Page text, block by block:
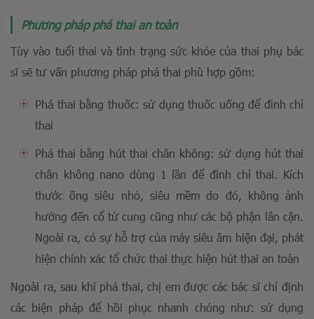
Phương pháp phá thai an toàn
Tùy vào tuổi thai và tình trạng sức khỏe của thai phụ bác
sĩ sẽ tư vấn phương pháp phá thai phù hợp gồm:
Phá thai bằng thuốc: sử dụng thuốc uống để đình chỉ
thai
Phá thai bằng hút thai chân không: sử dụng hút thai
chân không nano dùng 1 lần để đình chỉ thai. Kích
thước ống siêu nhỏ, siêu mềm do đó, không ảnh
hưởng đến cổ tử cung cũng như các bộ phận lân cận.
Ngoài ra, có sự hỗ trợ của máy siêu âm hiện đại, phát
hiện chính xác tổ chức thai thực hiện hút thai an toàn
Ngoài ra, sau khi phá thai, chị em được các bác sĩ chỉ định
các biện pháp để hồi phục nhanh chóng như: sử dụng